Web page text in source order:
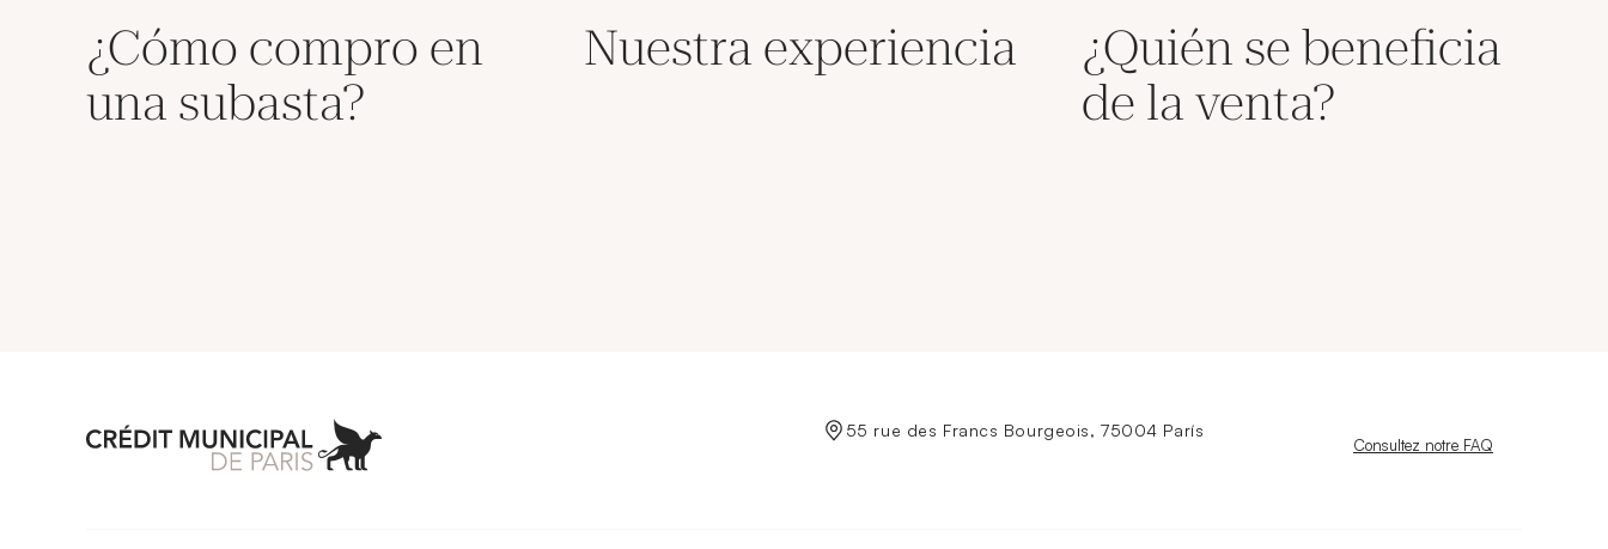
¿Cómo compro en
una subasta?
Nuestra experiencia
¿Quién se beneficia
de la venta?
Aller à l'accueil de Crédit Municipal de Paris 55 rue des Francs Bourgeois, 75004 París
Nouvelle fenêtre
Consultez notre FAQ